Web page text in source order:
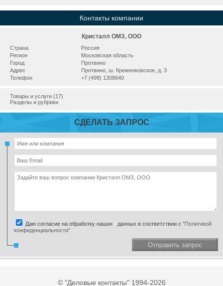
Контакты компании
Кристалл ОМЗ, ООО
Страна
Россия
Регион
Московская область
Город
Протвино
Адрес
Протвино, ш. Кременковское, д. 3
Телефон
+7 (499) 1308640
Товары и услуги (17)
Разделы и рубрики
СДЕЛАТЬ ЗАПРОС
Даю согласие на обработку наших данных в соответствии с "Политикой
конфиденциальности"
Отправить запрос
© "Деловые контакты" 1994-2026